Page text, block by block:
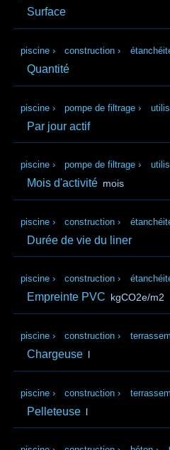
Surface
piscine › construction ›
Quantité
piscine › pompe de filtrage ›
Par jour actif
piscine › pompe de filtrage ›
Mois d'activité mois
piscine › construction ›
Durée de vie du liner
piscine › construction ›
Empreinte PVC kgCO2e/m2
piscine › construction ›
Chargeuse l
piscine › construction ›
Pelleteuse l